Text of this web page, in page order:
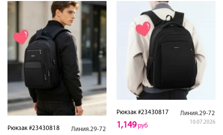
Рюкзак #23430818 Линия.29-72
Рюкзак #23430817 Линия.29-72
10.07.2026
1,149руб